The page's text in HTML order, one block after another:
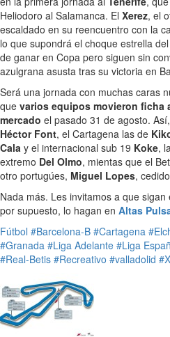
Heliodoro al Salamanca. El Xerez, el
escaldado en su reencuentro con la
lo que supondrá el choque estrella
de ganar en Copa pero siguen sin
azulgrana asusta tras su victoria en
Será una jornada con muchas caras
que varios equipos movieron ficha
mercado el pasado 31 de agosto.
Héctor Font, el Cartagena las de
Cala y el internacional sub 19 Koke,
extremo Del Olmo, mientas que el
otro portugúes, Miguel Lopes,
Nada más. Les invitamos a que
por supuesto, lo hagan en Altas
Fútbol #Barcelona-B #Cartagena
#Granada #Liga Adelante #Liga
#Real-Betis #Recreativo #valladolid